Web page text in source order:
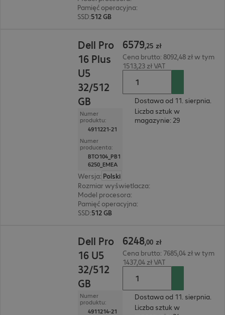
Pamięć operacyjna:
SSD:512 GB
Dell Pro
16 Plus
U5
32/512
GB
Numer
produktu:
4911221-21
Numer
producenta:
BTO104_PB1
6250_EMEA
Wersja: Polski
Rozmiar wyświetlacza:
Model procesora:
Pamięć operacyjna:
SSD:512 GB
6579,25 zł
Cena brutto: 8092,48 zł w tym
1513,23 zł VAT
Dostawa od 11. sierpnia.
Liczba sztuk w
magazynie: 29
Dell Pro
16 U5
32/512
GB
Numer
produktu:
4911214-21
6248,00 zł
Cena brutto: 7685,04 zł w tym
1437,04 zł VAT
Dostawa od 11. sierpnia.
Liczba sztuk w